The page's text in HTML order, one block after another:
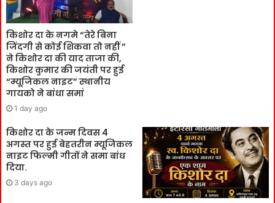
किशोर दा के नगमे “तेरे बिना
जिंदगी से कोई शिकवा तो नहीं ”
ने किशोर दा की याद ताजा की,
किशोर कुमार की जयंती पर हुई
“म्यूजिकल नाइट” स्थानीय
गायको ने बांधा समां
1 day ago
किशोर दा के जन्म दिवस 4
अगस्त पर हुई बेहतरीन म्यूजिकल
नाइट फिल्मी गीतों ने समा बांध
दिया.
3 days ago